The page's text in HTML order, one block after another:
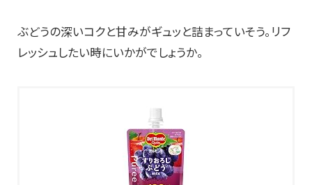
ぶどうの深いコクと甘みがギュッと詰まっていそう。リフ
レッシュしたい時にいかがでしょうか。